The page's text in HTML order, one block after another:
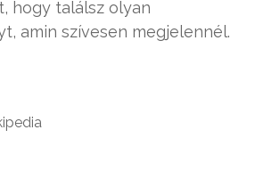
hogy találsz olyan
amin szívesen megjelennél.